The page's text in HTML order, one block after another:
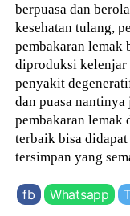
berpuasa dan
kesehatan tulang,
pembakaran lemak
diproduksi kelenjar
penyakit
dan puasa
pembakaran lemak
terbaik bisa
tersimpan yang
fb Whatsapp